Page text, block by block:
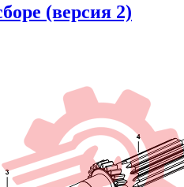
(версия 2)